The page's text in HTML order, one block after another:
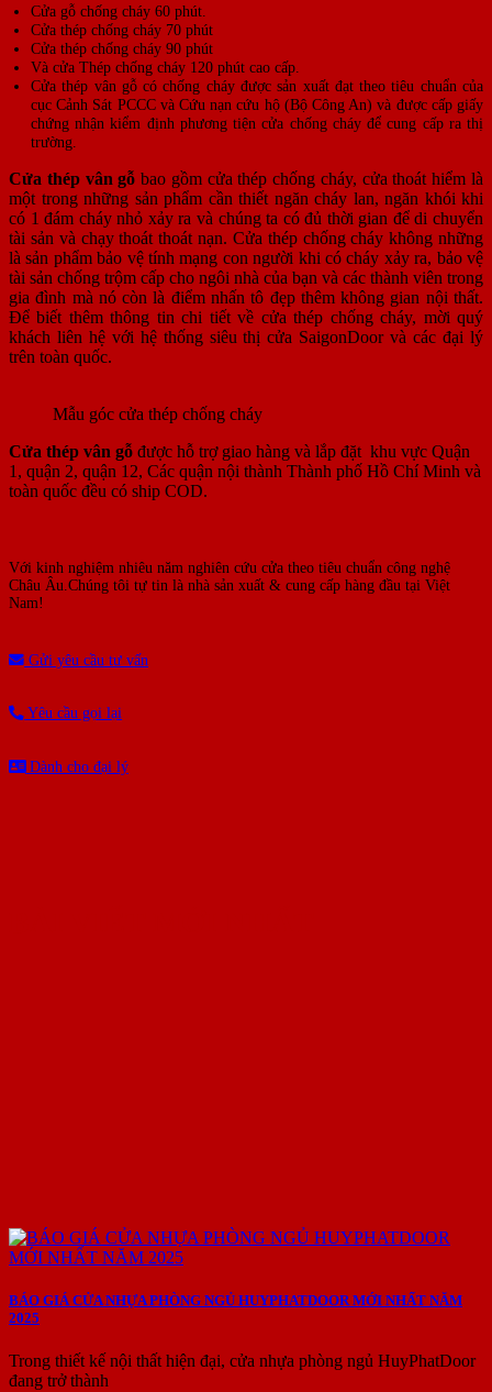
Cửa gỗ chống cháy 60 phút.
Cửa thép chống cháy 70 phút
Cửa thép chống cháy 90 phút
Và cửa Thép chống cháy 120 phút cao cấp.
Cửa thép vân gỗ có chống cháy được sản xuất đạt theo tiêu chuẩn của
cục Cảnh Sát PCCC và Cứu nạn cứu hộ (Bộ Công An) và được cấp giấy
chứng nhận kiểm định phương tiện cửa chống cháy để cung cấp ra thị
trường.
Cửa thép vân gỗ bao gồm cửa thép chống cháy, cửa thoát hiểm là
một trong những sản phẩm cần thiết ngăn cháy lan, ngăn khói khi
có 1 đám cháy nhỏ xảy ra và chúng ta có đủ thời gian để di chuyển
tài sản và chạy thoát thoát nạn. Cửa thép chống cháy không những
là sản phẩm bảo vệ tính mạng con người khi có cháy xảy ra, bảo vệ
tài sản chống trộm cấp cho ngôi nhà của bạn và các thành viên trong
gia đình mà nó còn là điểm nhấn tô đẹp thêm không gian nội thất.
Để biết thêm thông tin chi tiết về cửa thép chống cháy, mời quý
khách liên hệ với hệ thống siêu thị cửa SaigonDoor và các đại lý
trên toàn quốc.
Mẫu góc cửa thép chống cháy
Cửa thép vân gỗ được hỗ trợ giao hàng và lắp đặt khu vực Quận
1, quận 2, quận 12, Các quận nội thành Thành phố Hồ Chí Minh và
toàn quốc đều có ship COD.
Với kinh nghiệm nhiêu năm nghiên cứu cửa theo tiêu chuẩn công nghệ
Châu Âu.Chúng tôi tự tin là nhà sản xuất & cung cấp hàng đầu tại Việt
Nam!
Gửi yêu cầu tư vấn
Yêu cầu gọi lại
Dành cho đại lý
BÁO GIÁ CỬA NHỰA PHÒNG NGỦ HUYPHATDOOR MỚI NHẤT NĂM
2025
Trong thiết kế nội thất hiện đại, cửa nhựa phòng ngủ HuyPhatDoor
đang trở thành